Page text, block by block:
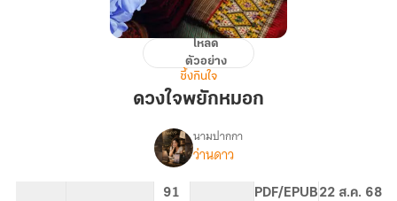
ดวงใจ
หมอก
โหลด
ตัวอย่าง
ซึ้งกินใจ
ดวงใจพยักหมอก
เรื่อง
นามปากกา
ว่านดาว
91 PDF/EPUB22 ส.ค. 68